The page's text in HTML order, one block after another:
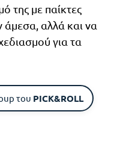
της με παίκτες
αλλά και να
για τα
του PICK&ROLL